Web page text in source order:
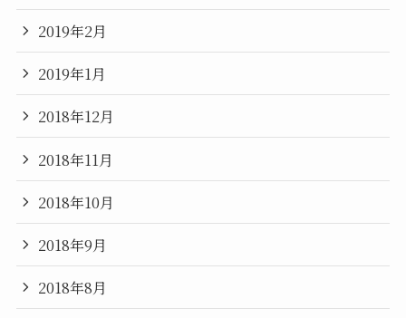
2019年2月
2019年1月
2018年12月
2018年11月
2018年10月
2018年9月
2018年8月